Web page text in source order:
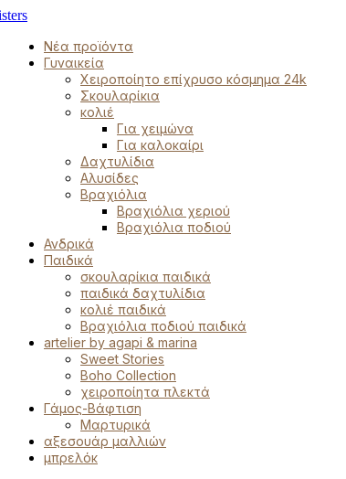
Νέα προϊόντα
Γυναικεία
Χειροποίητο επίχρυσο κόσμημα 24k
Σκουλαρίκια
κολιέ
Για χειμώνα
Για καλοκαίρι
Δαχτυλίδια
Αλυσίδες
Βραχιόλια
Βραχιόλια χεριού
Βραχιόλια ποδιού
Ανδρικά
Παιδικά
σκουλαρίκια παιδικά
παιδικά δαχτυλίδια
κολιέ παιδικά
Βραχιόλια ποδιού παιδικά
artelier by agapi & marina
Sweet Stories
Boho Collection
χειροποίητα πλεκτά
Γάμος-Βάφτιση
Μαρτυρικά
αξεσουάρ μαλλιών
μπρελόκ